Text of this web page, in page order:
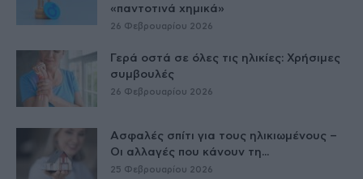
«παντοτινά χημικά»
26 Φεβρουαρίου 2026
Γερά οστά σε όλες τις ηλικίες: Χρήσιμες
συμβουλές
26 Φεβρουαρίου 2026
Ασφαλές σπίτι για τους ηλικιωμένους –
Οι αλλαγές που κάνουν τη...
25 Φεβρουαρίου 2026